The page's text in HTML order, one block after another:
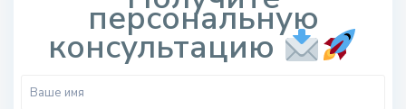
персональную
консультацию